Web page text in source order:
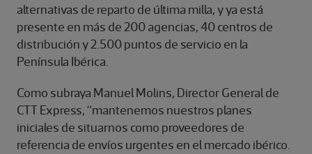
alternativas de reparto de última milla, y ya está
presente en más de 200 agencias, 40 centros de
distribución y 2.500 puntos de servicio en la
Península Ibérica.
Como subraya Manuel Molins, Director General de
CTT Express, “mantenemos nuestros planes
iniciales de situarnos como proveedores de
referencia de envíos urgentes en el mercado ibérico.